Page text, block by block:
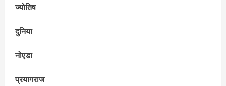
ज्योतिष
दुनिया
नोएडा
प्रयागराज